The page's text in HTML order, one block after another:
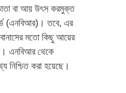
ভাতা বা আয় উৎস করমুক্ত
(এনবিআর)। তবে, এর
মতো কিছু আয়ের
এনবিআর থেকে
নিশ্চিত করা হয়েছে।